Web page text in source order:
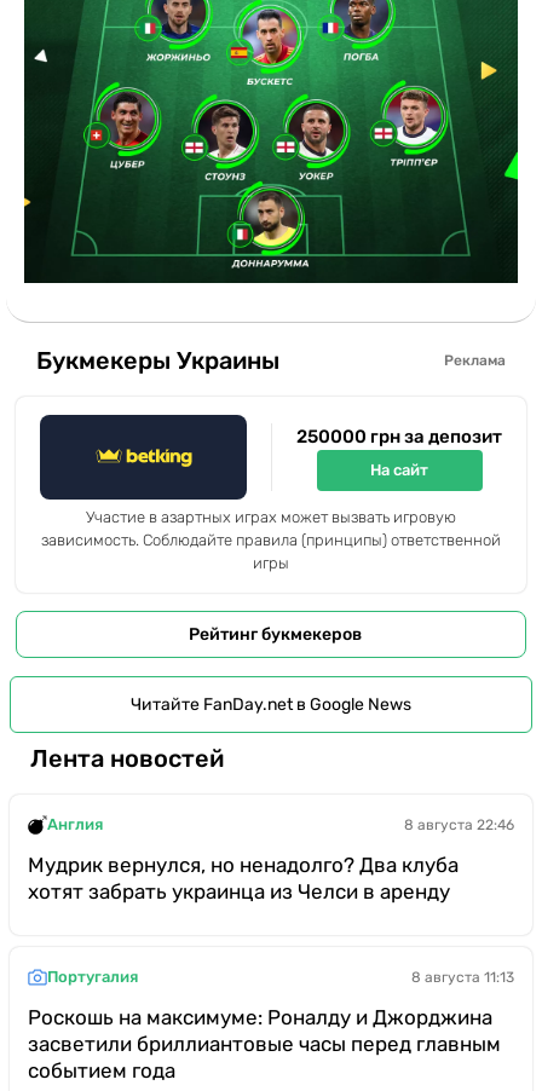
Букмекеры Украины Реклама
250000 грн за депозит
На сайт
Участие в азартных играх может вызвать игровую
зависимость. Соблюдайте правила (принципы) ответственной
игры
Рейтинг букмекеров
Читайте FanDay.net в Google News
Лента новостей
Англия 8 августа 22:46
Мудрик вернулся, но ненадолго? Два клуба
хотят забрать украинца из Челси в аренду
Португалия 8 августа 11:13
Роскошь на максимуме: Роналду и Джорджина
засветили бриллиантовые часы перед главным
событием года